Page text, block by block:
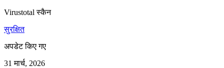
Virustotal स्कैन
सुरक्षित
अपडेट किए गए
31 मार्च, 2026